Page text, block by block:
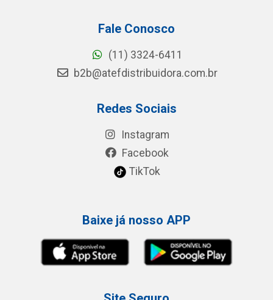
Fale Conosco
(11) 3324-6411
b2b@atefdistribuidora.com.br
Redes Sociais
Instagram
Facebook
TikTok
Baixe já nosso APP